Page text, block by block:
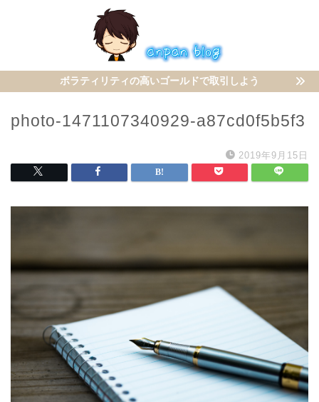
ボラティリティの高いゴールドで取引しよう
photo-1471107340929-a87cd0f5b5f3
2019年9月15日